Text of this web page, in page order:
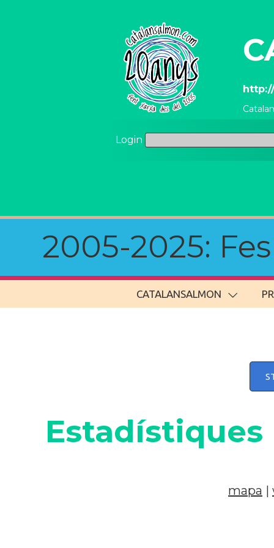
Login
2005-2025:
CATALANSALMON
Estadístiques
mapa |